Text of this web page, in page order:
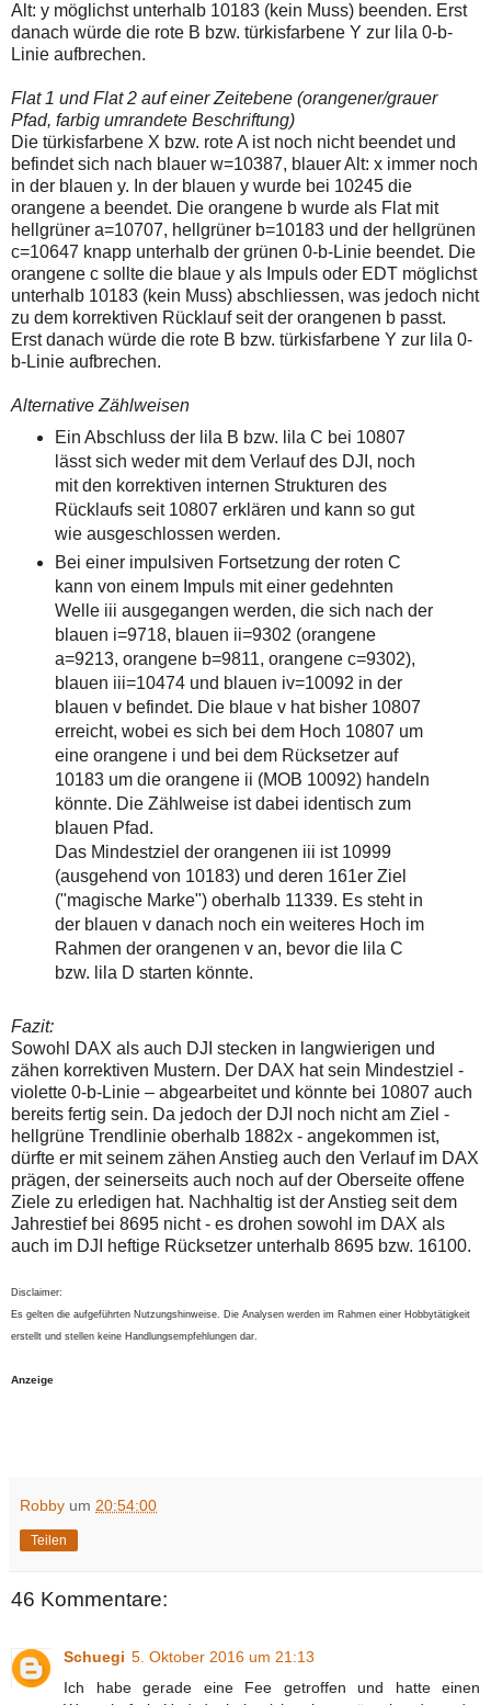
Alt: y möglichst unterhalb 10183 (kein Muss) beenden. Erst
danach würde die rote B bzw. türkisfarbene Y zur lila 0-b-
Linie aufbrechen.
Flat 1 und Flat 2 auf einer Zeitebene (orangener/grauer
Pfad, farbig umrandete Beschriftung)
Die türkisfarbene X bzw. rote A ist noch nicht beendet und
befindet sich nach blauer w=10387, blauer Alt: x immer noch
in der blauen y. In der blauen y wurde bei 10245 die
orangene a beendet. Die orangene b wurde als Flat mit
hellgrüner a=10707, hellgrüner b=10183 und der hellgrünen
c=10647 knapp unterhalb der grünen 0-b-Linie beendet. Die
orangene c sollte die blaue y als Impuls oder EDT möglichst
unterhalb 10183 (kein Muss) abschliessen, was jedoch nicht
zu dem korrektiven Rücklauf seit der orangenen b passt.
Erst danach würde die rote B bzw. türkisfarbene Y zur lila 0-
b-Linie aufbrechen.
Alternative Zählweisen
Ein Abschluss der lila B bzw. lila C bei 10807
lässt sich weder mit dem Verlauf des DJI, noch
mit den korrektiven internen Strukturen des
Rücklaufs seit 10807 erklären und kann so gut
wie ausgeschlossen werden.
Bei einer impulsiven Fortsetzung der roten C
kann von einem Impuls mit einer gedehnten
Welle iii ausgegangen werden, die sich nach der
blauen i=9718, blauen ii=9302 (orangene
a=9213, orangene b=9811, orangene c=9302),
blauen iii=10474 und blauen iv=10092 in der
blauen v befindet. Die blaue v hat bisher 10807
erreicht, wobei es sich bei dem Hoch 10807 um
eine orangene i und bei dem Rücksetzer auf
10183 um die orangene ii (MOB 10092) handeln
könnte. Die Zählweise ist dabei identisch zum
blauen Pfad.
Das Mindestziel der orangenen iii ist 10999
(ausgehend von 10183) und deren 161er Ziel
("magische Marke") oberhalb 11339. Es steht in
der blauen v danach noch ein weiteres Hoch im
Rahmen der orangenen v an, bevor die lila C
bzw. lila D starten könnte.
Fazit:
Sowohl DAX als auch DJI stecken in langwierigen und
zähen korrektiven Mustern. Der DAX hat sein Mindestziel -
violette 0-b-Linie – abgearbeitet und könnte bei 10807 auch
bereits fertig sein. Da jedoch der DJI noch nicht am Ziel -
hellgrüne Trendlinie oberhalb 1882x - angekommen ist,
dürfte er mit seinem zähen Anstieg auch den Verlauf im DAX
prägen, der seinerseits auch noch auf der Oberseite offene
Ziele zu erledigen hat. Nachhaltig ist der Anstieg seit dem
Jahrestief bei 8695 nicht - es drohen sowohl im DAX als
auch im DJI heftige Rücksetzer unterhalb 8695 bzw. 16100.
Disclaimer:
Es gelten die aufgeführten Nutzungshinweise. Die Analysen werden im Rahmen einer Hobbytätigkeit
erstellt und stellen keine Handlungsempfehlungen dar.
Anzeige
Robby um 20:54:00
Teilen
46 Kommentare:
Schuegi 5. Oktober 2016 um 21:13
Ich habe gerade eine Fee getroffen und hatte einen